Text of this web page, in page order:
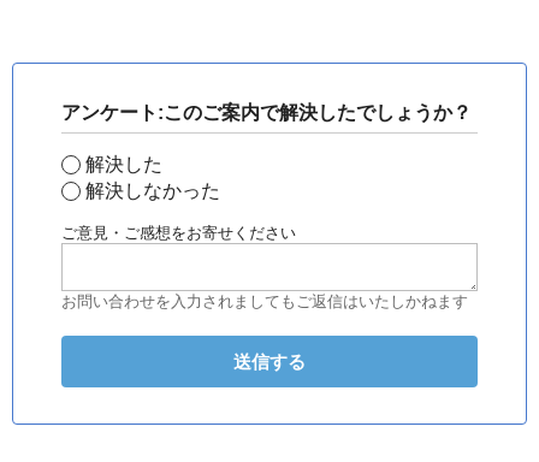
アンケート:このご案内で解決したでしょうか？
解決した
解決しなかった
ご意見・ご感想をお寄せください
お問い合わせを入力されましてもご返信はいたしかねます